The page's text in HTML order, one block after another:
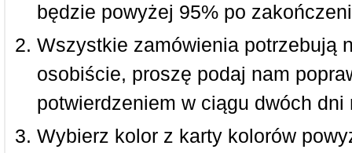
będzie powyżej 95% po
Wszystkie zamówienia potrzebują
osobiście, proszę podaj nam
potwierdzeniem w ciągu dwóch dni
Wybierz kolor z karty kolorów